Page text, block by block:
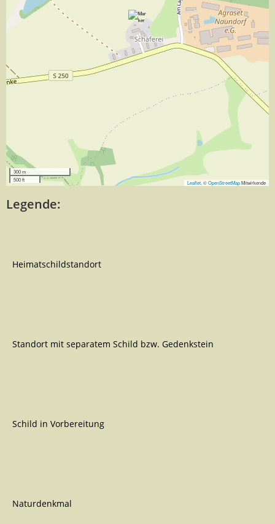
300 m
500 ft
Leaflet , ©OpenStreetMapMitwirkende
Legende:
Heimatschildstandort
Standort mit separatem Schild bzw. Gedenkstein
Schild in Vorbereitung
Naturdenkmal